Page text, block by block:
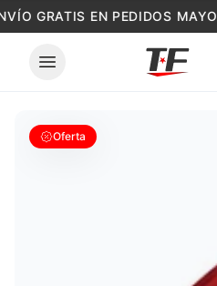
Skip to content
GRATIS EN PEDIDOS
Oferta